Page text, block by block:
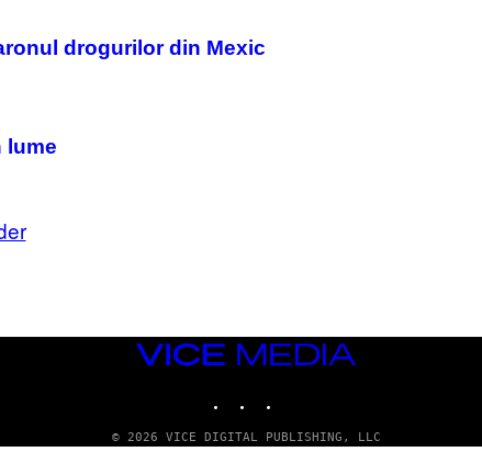
drogurilor din Mexic
lume
VICE
MEDIA
© 2026 VICE DIGITAL PUBLISHING, LLC